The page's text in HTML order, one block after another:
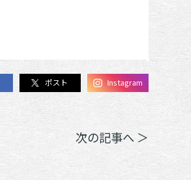
ポスト Instagram
次の記事へ ＞